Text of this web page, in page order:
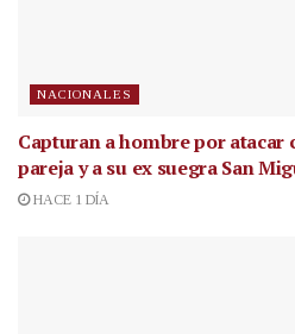
NACIONALES
Capturan a hombre por atacar
pareja y a su ex suegra San
HACE 1 DÍA